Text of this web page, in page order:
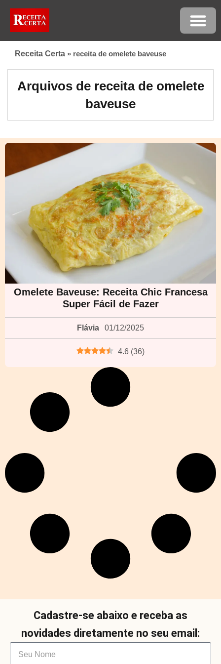
Receita Certa » receita de omelete baveuse
Arquivos de receita de omelete
baveuse
Omelete Baveuse: Receita Chic Francesa
Super Fácil de Fazer
Flávia 01/12/2025
4.6 (36)
Cadastre-se abaixo e receba as
novidades diretamente no seu email: